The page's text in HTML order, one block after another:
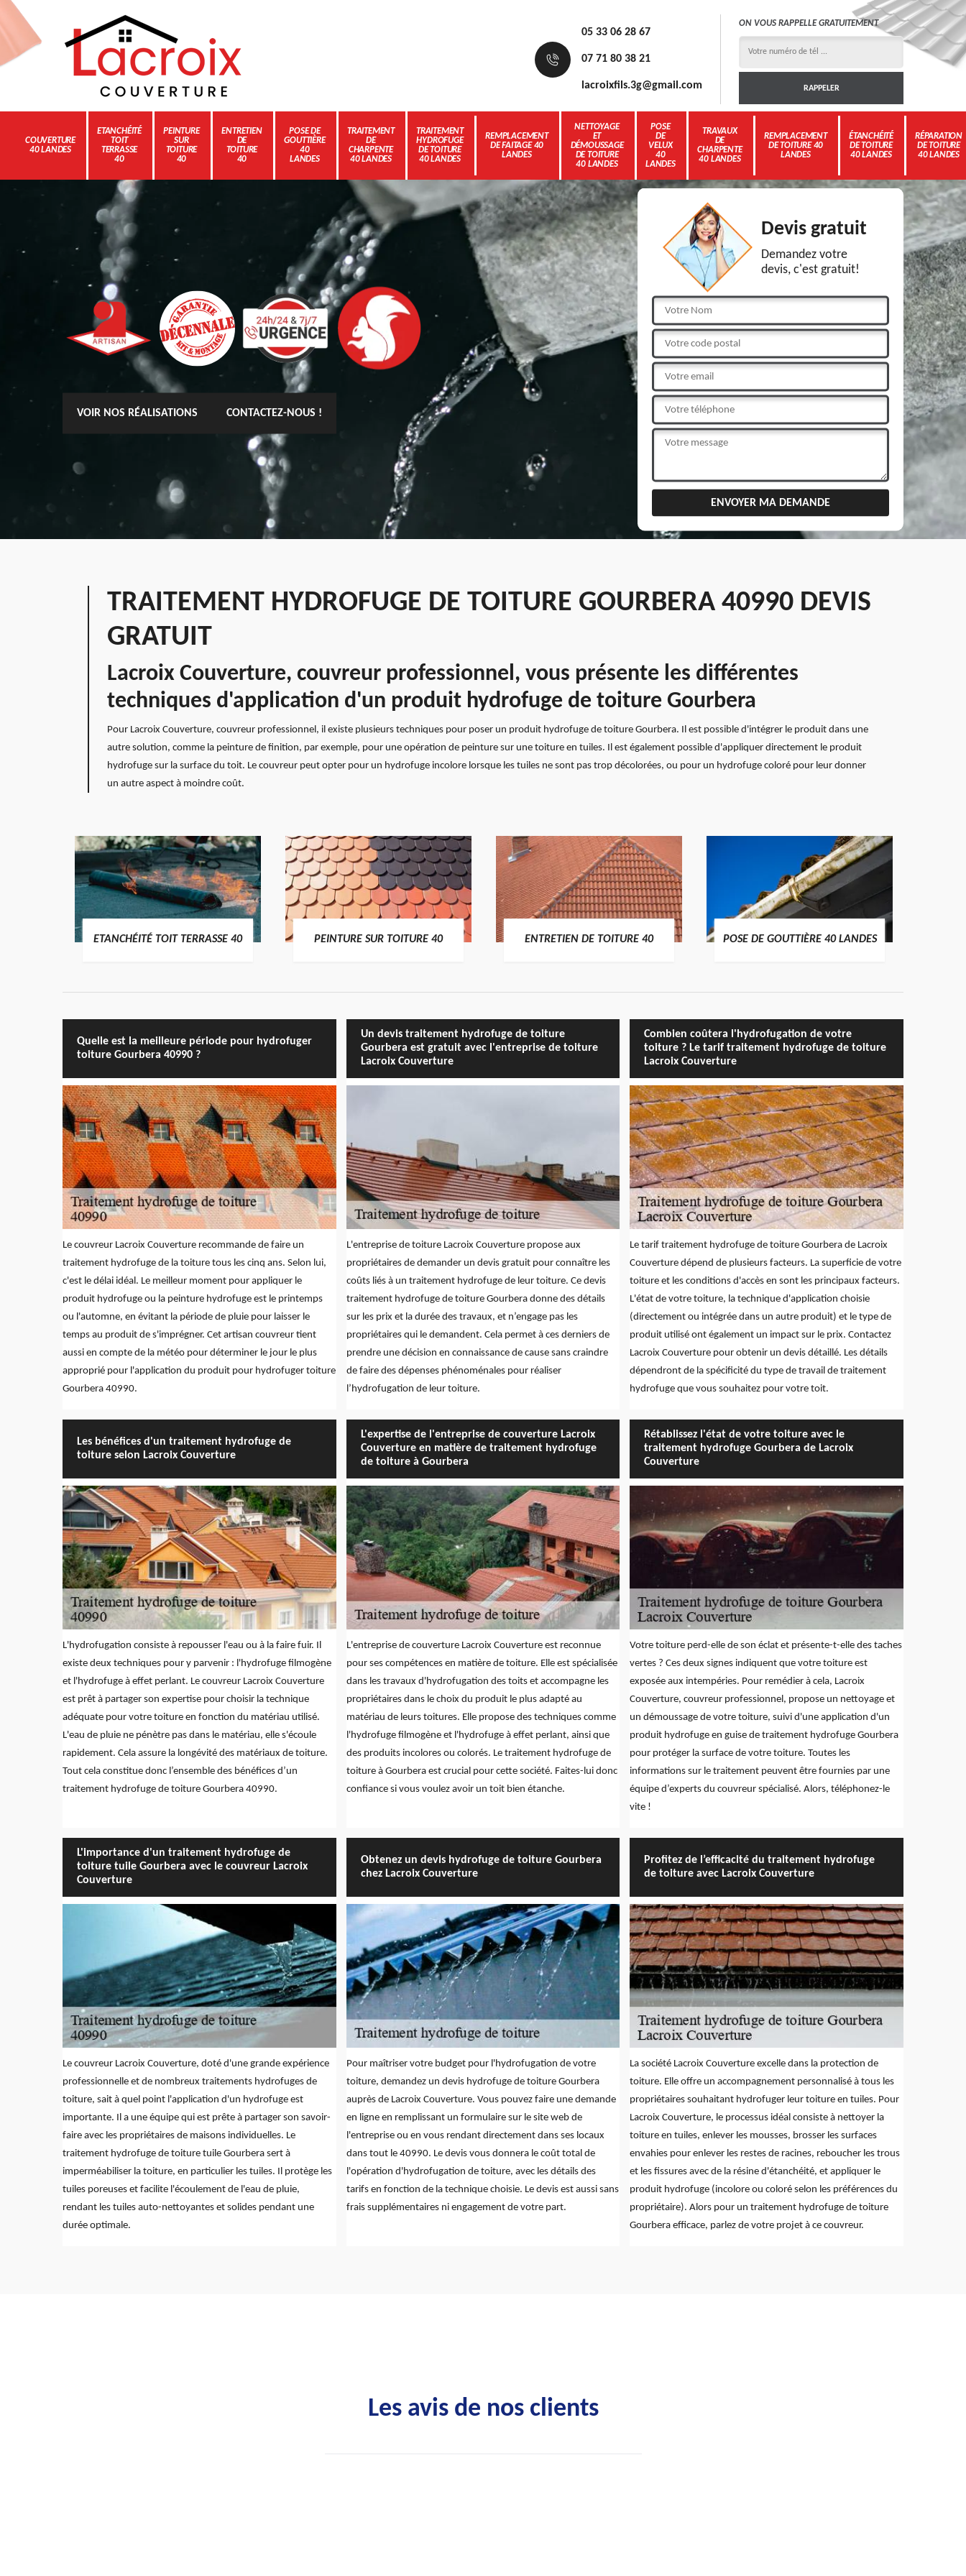
05 33 06 28 67
07 71 80 38 21
lacroixfils.3g@gmail.com
ON VOUS RAPPELLE GRATUITEMENT
COUVERTURE
40 LANDES
ETANCHÉITÉ
TOIT
TERRASSE
40
PEINTURE
SUR
TOITURE
40
ENTRETIEN
DE
TOITURE
40
POSE DE
GOUTTIÈRE
40
LANDES
TRAITEMENT
DE
CHARPENTE
40 LANDES
TRAITEMENT
HYDROFUGE
DE TOITURE
40 LANDES
REMPLACEMENT
DE FAITAGE 40
LANDES
NETTOYAGE
ET
DÉMOUSSAGE
DE TOITURE
40 LANDES
POSE
DE
VELUX
40
LANDES
TRAVAUX
DE
CHARPENTE
40 LANDES
REMPLACEMENT
DE TOITURE 40
LANDES
ÉTANCHÉITÉ
DE TOITURE
40 LANDES
RÉPARATION
DE TOITURE
40 LANDES
VOIR NOS RÉALISATIONS CONTACTEZ-NOUS !
Devis gratuit
Demandez votre
devis, c'est gratuit!
TRAITEMENT HYDROFUGE DE TOITURE GOURBERA 40990 DEVIS
GRATUIT
Lacroix Couverture, couvreur professionnel, vous présente les différentes
techniques d'application d'un produit hydrofuge de toiture Gourbera
Pour Lacroix Couverture, couvreur professionnel, il existe plusieurs techniques pour poser un produit hydrofuge de toiture Gourbera. Il est possible d'intégrer le produit dans une
autre solution, comme la peinture de finition, par exemple, pour une opération de peinture sur une toiture en tuiles. Il est également possible d'appliquer directement le produit
hydrofuge sur la surface du toit. Le couvreur peut opter pour un hydrofuge incolore lorsque les tuiles ne sont pas trop décolorées, ou pour un hydrofuge coloré pour leur donner
un autre aspect à moindre coût.
ETANCHÉITÉ TOIT TERRASSE 40 PEINTURE SUR TOITURE 40 ENTRETIEN DE TOITURE 40 POSE DE GOUTTIÈRE 40 LANDES
Quelle est la meilleure période pour hydrofuger
toiture Gourbera 40990 ?
Le couvreur Lacroix Couverture recommande de faire un
traitement hydrofuge de la toiture tous les cinq ans. Selon lui,
c'est le délai idéal. Le meilleur moment pour appliquer le
produit hydrofuge ou la peinture hydrofuge est le printemps
ou l'automne, en évitant la période de pluie pour laisser le
temps au produit de s'imprégner. Cet artisan couvreur tient
aussi en compte de la météo pour déterminer le jour le plus
approprié pour l'application du produit pour hydrofuger toiture
Gourbera 40990.
Un devis traitement hydrofuge de toiture
Gourbera est gratuit avec l'entreprise de toiture
Lacroix Couverture
L'entreprise de toiture Lacroix Couverture propose aux
propriétaires de demander un devis gratuit pour connaître les
coûts liés à un traitement hydrofuge de leur toiture. Ce devis
traitement hydrofuge de toiture Gourbera donne des détails
sur les prix et la durée des travaux, et n’engage pas les
propriétaires qui le demandent. Cela permet à ces derniers de
prendre une décision en connaissance de cause sans craindre
de faire des dépenses phénoménales pour réaliser
l’hydrofugation de leur toiture.
Combien coûtera l'hydrofugation de votre
toiture ? Le tarif traitement hydrofuge de toiture
Lacroix Couverture
Le tarif traitement hydrofuge de toiture Gourbera de Lacroix
Couverture dépend de plusieurs facteurs. La superficie de votre
toiture et les conditions d'accès en sont les principaux facteurs.
L'état de votre toiture, la technique d'application choisie
(directement ou intégrée dans un autre produit) et le type de
produit utilisé ont également un impact sur le prix. Contactez
Lacroix Couverture pour obtenir un devis détaillé. Les détails
dépendront de la spécificité du type de travail de traitement
hydrofuge que vous souhaitez pour votre toit.
Les bénéfices d'un traitement hydrofuge de
toiture selon Lacroix Couverture
L'hydrofugation consiste à repousser l'eau ou à la faire fuir. Il
existe deux techniques pour y parvenir : l'hydrofuge filmogène
et l'hydrofuge à effet perlant. Le couvreur Lacroix Couverture
est prêt à partager son expertise pour choisir la technique
adéquate pour votre toiture en fonction du matériau utilisé.
L'eau de pluie ne pénètre pas dans le matériau, elle s'écoule
rapidement. Cela assure la longévité des matériaux de toiture.
Tout cela constitue donc l’ensemble des bénéfices d’un
traitement hydrofuge de toiture Gourbera 40990.
L'expertise de l'entreprise de couverture Lacroix
Couverture en matière de traitement hydrofuge
de toiture à Gourbera
L'entreprise de couverture Lacroix Couverture est reconnue
pour ses compétences en matière de toiture. Elle est spécialisée
dans les travaux d'hydrofugation des toits et accompagne les
propriétaires dans le choix du produit le plus adapté au
matériau de leurs toitures. Elle propose des techniques comme
l'hydrofuge filmogène et l'hydrofuge à effet perlant, ainsi que
des produits incolores ou colorés. Le traitement hydrofuge de
toiture à Gourbera est crucial pour cette société. Faites-lui donc
confiance si vous voulez avoir un toit bien étanche.
Rétablissez l'état de votre toiture avec le
traitement hydrofuge Gourbera de Lacroix
Couverture
Votre toiture perd-elle de son éclat et présente-t-elle des taches
vertes ? Ces deux signes indiquent que votre toiture est
exposée aux intempéries. Pour remédier à cela, Lacroix
Couverture, couvreur professionnel, propose un nettoyage et
un démoussage de votre toiture, suivi d'une application d'un
produit hydrofuge en guise de traitement hydrofuge Gourbera
pour protéger la surface de votre toiture. Toutes les
informations sur le traitement peuvent être fournies par une
équipe d’experts du couvreur spécialisé. Alors, téléphonez-le
vite !
L'importance d'un traitement hydrofuge de
toiture tuile Gourbera avec le couvreur Lacroix
Couverture
Le couvreur Lacroix Couverture, doté d'une grande expérience
professionnelle et de nombreux traitements hydrofuges de
toiture, sait à quel point l'application d'un hydrofuge est
importante. Il a une équipe qui est prête à partager son savoir-
faire avec les propriétaires de maisons individuelles. Le
traitement hydrofuge de toiture tuile Gourbera sert à
imperméabiliser la toiture, en particulier les tuiles. Il protège les
tuiles poreuses et facilite l'écoulement de l'eau de pluie,
rendant les tuiles auto-nettoyantes et solides pendant une
durée optimale.
Obtenez un devis hydrofuge de toiture Gourbera
chez Lacroix Couverture
Pour maîtriser votre budget pour l'hydrofugation de votre
toiture, demandez un devis hydrofuge de toiture Gourbera
auprès de Lacroix Couverture. Vous pouvez faire une demande
en ligne en remplissant un formulaire sur le site web de
l'entreprise ou en vous rendant directement dans ses locaux
dans tout le 40990. Le devis vous donnera le coût total de
l'opération d'hydrofugation de toiture, avec les détails des
tarifs en fonction de la technique choisie. Le devis est aussi sans
frais supplémentaires ni engagement de votre part.
Profitez de l’efficacité du traitement hydrofuge
de toiture avec Lacroix Couverture
La société Lacroix Couverture excelle dans la protection de
toiture. Elle offre un accompagnement personnalisé à tous les
propriétaires souhaitant hydrofuger leur toiture en tuiles. Pour
Lacroix Couverture, le processus idéal consiste à nettoyer la
toiture en tuiles, enlever les mousses, brosser les surfaces
envahies pour enlever les restes de racines, reboucher les trous
et les fissures avec de la résine d'étanchéité, et appliquer le
produit hydrofuge (incolore ou coloré selon les préférences du
propriétaire). Alors pour un traitement hydrofuge de toiture
Gourbera efficace, parlez de votre projet à ce couvreur.
Les avis de nos clients